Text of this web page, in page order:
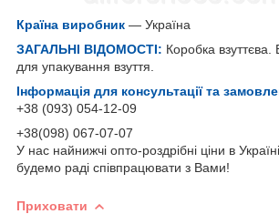
Країна виробник — Україна
ЗАГАЛЬНІ ВІДОМОСТІ: Коробка взуттєва.
для упакування взуття.
Інформація для консультації та
+38 (093) 054-12-09
+38(098) 067-07-07
У нас найнижчі опто-роздрібні ціни в
будемо раді співпрацювати з Вами!
Приховати